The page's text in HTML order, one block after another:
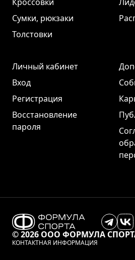
Сумки, рюкзаки
Толстовки
Личный кабинет
Вход
Регистрация
Восстановление
пароля
© 2026 ООО ФОРМУЛА
КОНТАКТНАЯ ИНФОРМАЦИЯ